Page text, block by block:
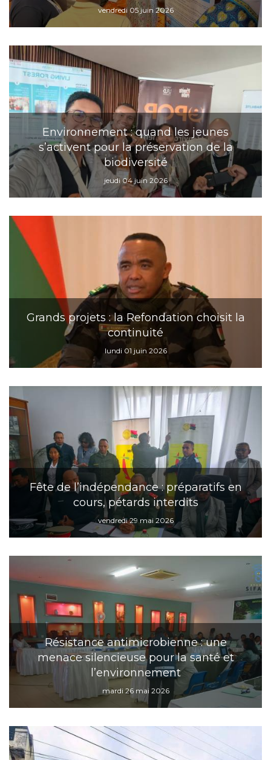
vendredi 05 juin 2026
Environnement : quand les jeunes
s’activent pour la préservation de la
biodiversité
jeudi 04 juin 2026
Grands projets : la Refondation choisit la
continuité
lundi 01 juin 2026
Fête de l’indépendance : préparatifs en
cours, pétards interdits
vendredi 29 mai 2026
Résistance antimicrobienne : une
menace silencieuse pour la santé et
l’environnement
mardi 26 mai 2026